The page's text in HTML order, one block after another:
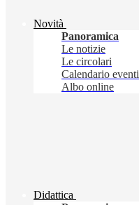
Novità
Panoramica
Le notizie
Le circolari
Calendario eventi
Albo online
Didattica